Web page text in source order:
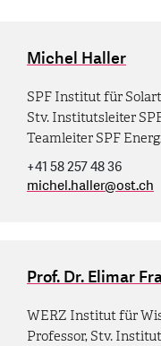
Michel Haller
SPF Institut für
Stv. Institutsleiter
Teamleiter SPF
+41 58 257 48 36
michel.haller@ost.ch
Prof. Dr. Elimar
WERZ Institut für
Professor, Stv.